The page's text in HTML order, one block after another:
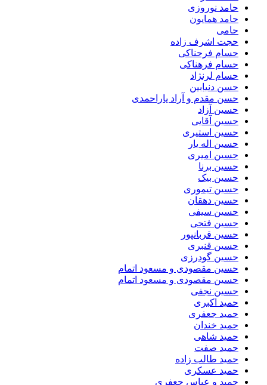
حامد نوروزی
حامد همایون
حامی
حجت اشرف زاده
حسام فرحناکی
حسام فرهناکی
حسام لرنژاد
حسن دنیابین
حسن مقدم و آراد یاراحمدی
حسین آزاد
حسین آقایی
حسین استیری
حسین اله یار
حسین امیری
حسین برنا
حسین بیک
حسین تیموری
حسین دهقان
حسین سیفی
حسین فتحی
حسین قربانپور
حسین قنبری
حسین گودرزی
حسین مقصودى و مسعود اتمام
حسین مقصودی و مسعود اتمام
حسین نجفی
حمید اکبری
حمید جعفری
حمید خندان
حمید شاهی
حمید صفت
حمید طالب زاده
حمید عسکری
حمید و عباس جعفری